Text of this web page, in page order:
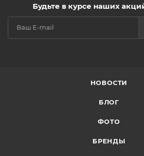
Будьте в курсе наших
НОВОСТИ
БЛОГ
ФОТО
БРЕНДЫ